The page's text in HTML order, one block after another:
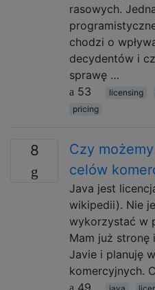
rasowych.
chodzi o
decydentów i
sprawę …
53
licensing
pricing
8
Czy
celów
Java jest
wikipedii). Nie
wykorzystać w
Mam już stronę
Javie i planuję
komercyjnych.
49